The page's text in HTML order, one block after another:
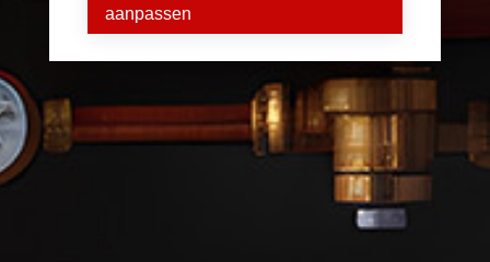
aanpassen